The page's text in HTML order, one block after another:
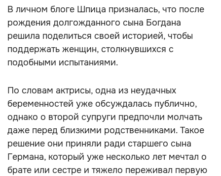
В личном блоге Шпица призналась, что после
рождения долгожданного сына Богдана
решила поделиться своей историей, чтобы
поддержать женщин, столкнувшихся с
подобными испытаниями.
По словам актрисы, одна из неудачных
беременностей уже обсуждалась публично,
однако о второй супруги предпочли молчать
даже перед близкими родственниками. Такое
решение они приняли ради старшего сына
Германа, который уже несколько лет мечтал о
брате или сестре и тяжело переживал первую